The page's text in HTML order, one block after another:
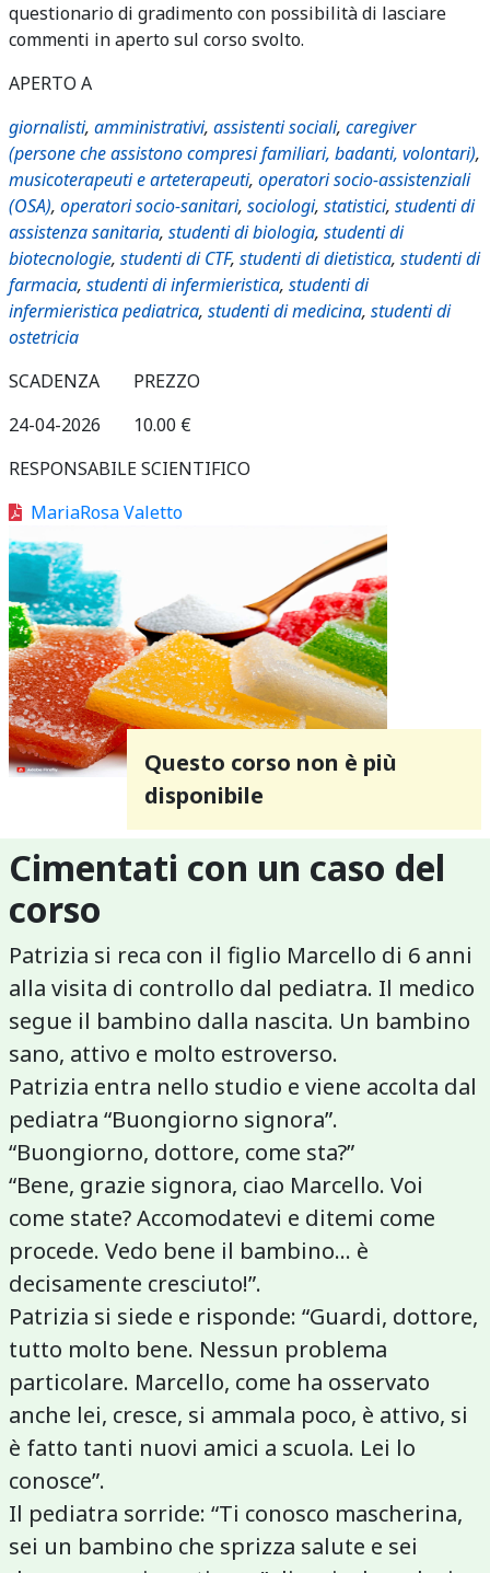
questionario di gradimento con possibilità di lasciare
commenti in aperto sul corso svolto.
APERTO A
giornalisti, amministrativi, assistenti sociali, caregiver
(persone che assistono compresi familiari, badanti, volontari),
musicoterapeuti e arteterapeuti, operatori socio-assistenziali
(OSA), operatori socio-sanitari, sociologi, statistici, studenti di
assistenza sanitaria, studenti di biologia, studenti di
biotecnologie, studenti di CTF, studenti di dietistica, studenti di
farmacia, studenti di infermieristica, studenti di
infermieristica pediatrica, studenti di medicina, studenti di
ostetricia
SCADENZA
24-04-2026
PREZZO
10.00 €
RESPONSABILE SCIENTIFICO
MariaRosa Valetto
Questo corso non è più
disponibile
Cimentati con un caso del
corso
Patrizia si reca con il figlio Marcello di 6 anni
alla visita di controllo dal pediatra. Il medico
segue il bambino dalla nascita. Un bambino
sano, attivo e molto estroverso.
Patrizia entra nello studio e viene accolta dal
pediatra “Buongiorno signora”.
“Buongiorno, dottore, come sta?”
“Bene, grazie signora, ciao Marcello. Voi
come state? Accomodatevi e ditemi come
procede. Vedo bene il bambino... è
decisamente cresciuto!”.
Patrizia si siede e risponde: “Guardi, dottore,
tutto molto bene. Nessun problema
particolare. Marcello, come ha osservato
anche lei, cresce, si ammala poco, è attivo, si
è fatto tanti nuovi amici a scuola. Lei lo
conosce”.
Il pediatra sorride: “Ti conosco mascherina,
sei un bambino che sprizza salute e sei